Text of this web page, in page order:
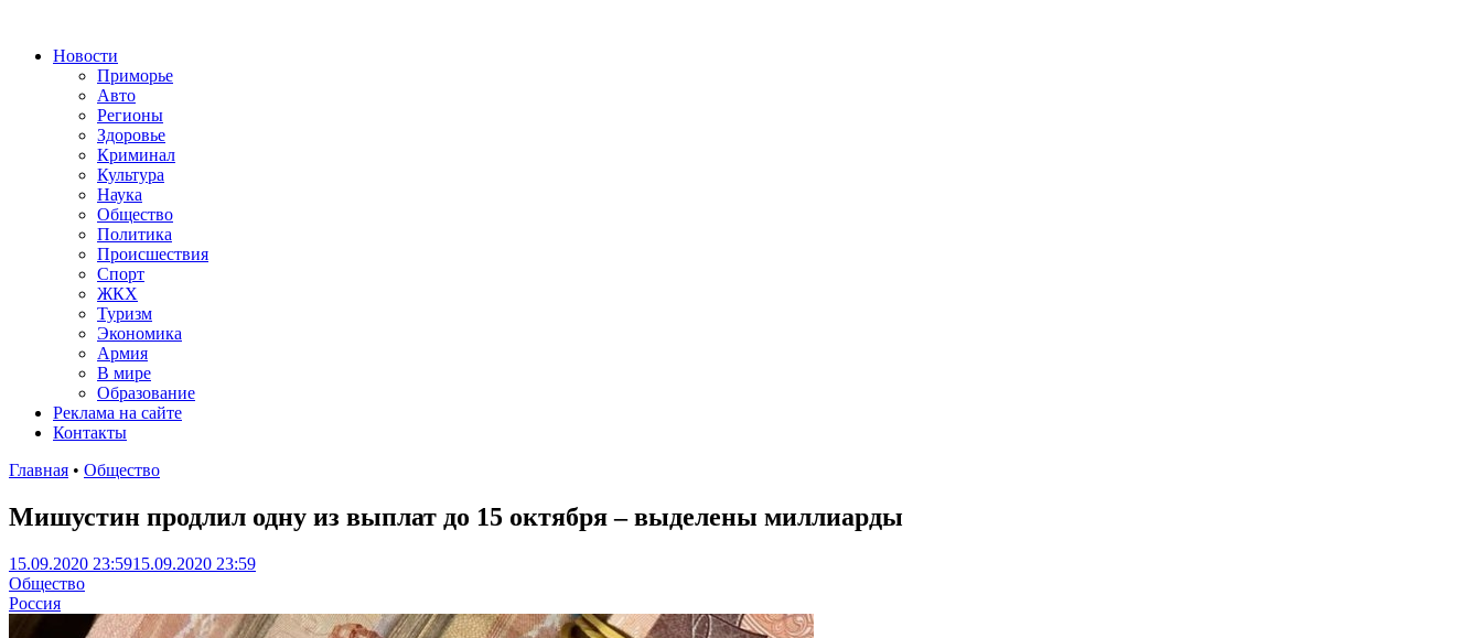
Новости
Приморье
Авто
Регионы
Здоровье
Криминал
Культура
Наука
Общество
Политика
Происшествия
Спорт
ЖКХ
Туризм
Экономика
Армия
В мире
Образование
Реклама на сайте
Контакты
Главная • Общество
Мишустин продлил одну из выплат до 15 октября – выделены миллиарды
15.09.2020 23:5915.09.2020 23:59
Общество
Россия